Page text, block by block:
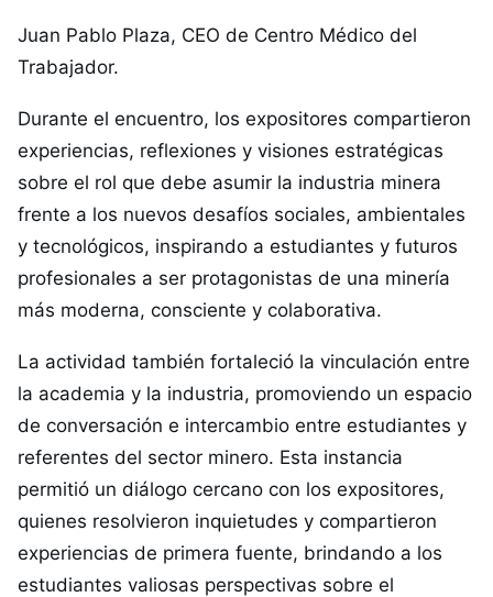
Juan Pablo Plaza, CEO de Centro Médico del
Trabajador.
Durante el encuentro, los expositores compartieron
experiencias, reflexiones y visiones estratégicas
sobre el rol que debe asumir la industria minera
frente a los nuevos desafíos sociales, ambientales
y tecnológicos, inspirando a estudiantes y futuros
profesionales a ser protagonistas de una minería
más moderna, consciente y colaborativa.
La actividad también fortaleció la vinculación entre
la academia y la industria, promoviendo un espacio
de conversación e intercambio entre estudiantes y
referentes del sector minero. Esta instancia
permitió un diálogo cercano con los expositores,
quienes resolvieron inquietudes y compartieron
experiencias de primera fuente, brindando a los
estudiantes valiosas perspectivas sobre el